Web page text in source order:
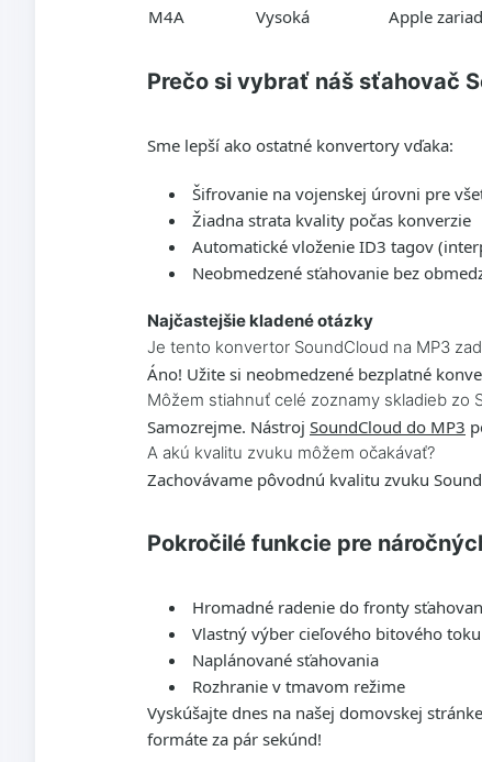
M4A
Vysoká Apple
Prečo si vybrať náš sťahovač
Sme lepší ako ostatné konvertory vďaka:
Šifrovanie na vojenskej úrovni pre
Žiadna strata kvality počas konverzie
Automatické vloženie ID3 tagov
Neobmedzené sťahovanie bez
Najčastejšie kladené otázky
Je tento konvertor SoundCloud na MP3
Áno! Užite si neobmedzené bezplatné
Môžem stiahnuť celé zoznamy skladieb zo
Samozrejme. Nástroj SoundCloud do MP3
A akú kvalitu zvuku môžem očakávať?
Zachovávame pôvodnú kvalitu zvuku
Pokročilé funkcie pre
Hromadné radenie do fronty
Vlastný výber cieľového bitového toku
Naplánované sťahovania
Rozhranie v tmavom režime
Vyskúšajte dnes na našej domovskej stránke
formáte za pár sekúnd!